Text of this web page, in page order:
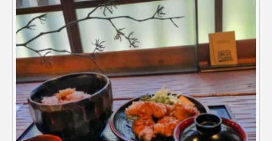
lets追求the牛肉 LOST LAND
MOCOコレクション オムニバス
Playground/校庭 ROKKO 森の音ミュージアム
ROKKO森の音ミュージアム Rooting Aroma
SAKDAC HARMO